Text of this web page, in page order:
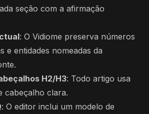
seção com a afirmação
: O Vidiome preserva números
e entidades nomeadas da
H2/H3: Todo artigo usa
cabeçalho clara.
: O editor inclui um modelo de